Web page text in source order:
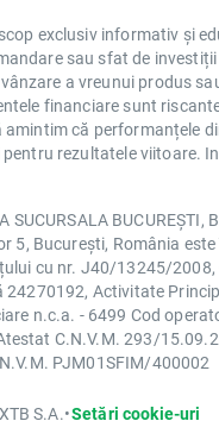
exclusiv informativ și
sau sfat de
a vreunui produs
financiare sunt
amintim că performanțele
rezultatele viitoare.
SUCURSALA BUCUREȘTI,
5, București, România
cu nr. J40/13245/2008,
24270192, Activitate
n.c.a. - 6499 Cod
C.N.V.M. 293/
PJM01SFIM/400002
S.A.•Setări cookie-uri